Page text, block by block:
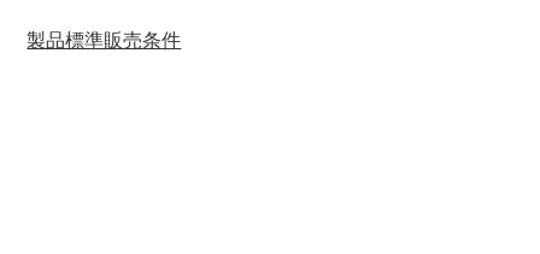
製品標準販売条件